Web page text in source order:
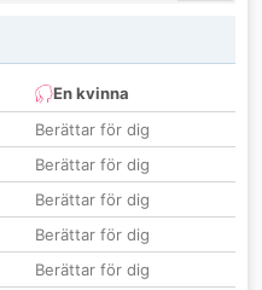
En kvinna
Berättar för dig
Berättar för dig
Berättar för dig
Berättar för dig
Berättar för dig